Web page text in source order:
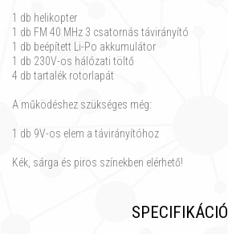
1 db helikopter
1 db FM 40 MHz 3 csatornás távirányító
1 db beépített Li-Po akkumulátor
1 db 230V-os hálózati töltő
4 db tartalék rotorlapát
A működéshez szükséges még:
1 db 9V-os elem a távirányítóhoz
Kék, sárga és piros színekben elérhető!
SPECIFIKÁCIÓ